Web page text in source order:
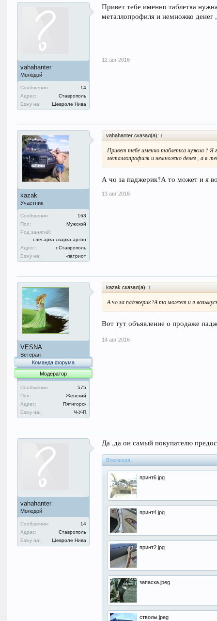
vahahanter
Молодой
Сообщения:
14
Адрес:
Ставрополь
Езжу на:
Шевроле Нива
Привет тебе именно таблетка
металлопрофиля и немножко
12 авг 2016
kazak
Участник
Сообщения:
163
Пол:
Мужской
Род занятий:
слесарка,сварка,аргон
Адрес:
г.Ставрополь
Езжу на:
-патриот
vahahanter сказал(а): ↑
Привет тебе именно таблетка нужна ? Я
металлопрофиля и немножко денег , а я
А чо за паджерик?А то может и я
13 авг 2016
VESNA
Ветеран
Команда форума
Модератор
Сообщения:
575
Пол:
Женский
Адрес:
Пятигорск
Езжу на:
Ч-У-П
kazak сказал(а): ↑
А чо за паджерик?А то может и я
Вот тут объявление о продаже
14 авг 2016
vahahanter
Молодой
Сообщения:
14
Адрес:
Ставрополь
Езжу на:
Шевроле Нива
Да ,да он самый покупателю
Вложения:
принт6.jpg
принт4.jpg
принт2.jpg
запаска.jpeg
стволы.jpeg